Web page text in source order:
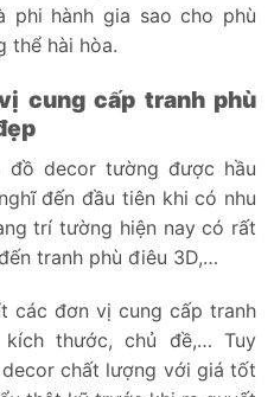
phi hành gia sao cho phù
thể hài hòa.
cung cấp tranh phù
đồ decor tường được hầu
đến đầu tiên khi có nhu
trí tường hiện nay có rất
tranh phù điêu 3D,…
các đơn vị cung cấp tranh
thước, chủ đề,… Tuy
chất lượng với giá tốt